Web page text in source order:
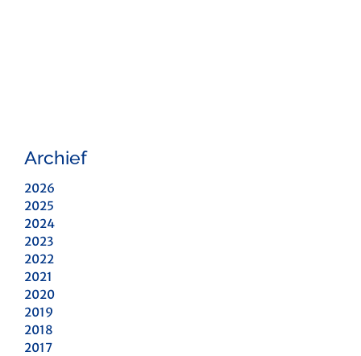
Archief
2026
2025
2024
2023
2022
2021
2020
2019
2018
2017